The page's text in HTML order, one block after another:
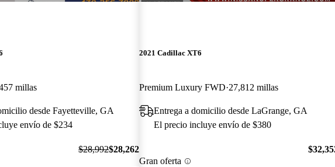
millas
desde Fayetteville, GA
envío de $234
$28,992$28,262
2021 Cadillac XT6
Premium Luxury FWD 27,812 millas
Entrega a domicilio desde LaGrange, GA
El precio incluye envío de $380
Gran oferta